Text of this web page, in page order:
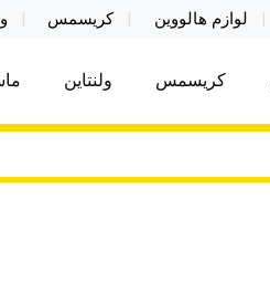
لوازم هالووین کریسمس
اکسسوری ماسک
ولن تاین کادویی
کریسمس ولنتاین